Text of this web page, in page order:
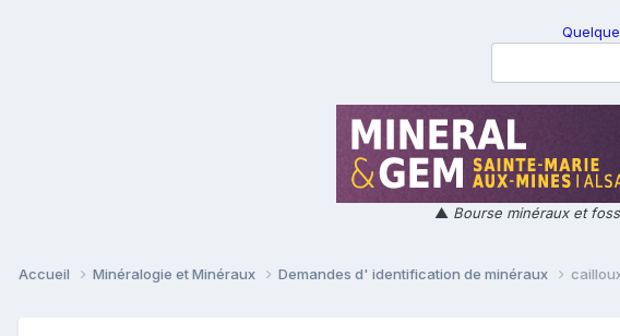
▲ Bourse minéraux et
Accueil Minéralogie et Minéraux Demandes d' identification de minéraux